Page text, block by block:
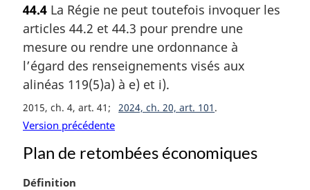
t
e
m
a
g
i
n
l
:
44.4 La Régie ne peut toutefois invoquer les
articles 44.2 et 44.3 pour prendre une
mesure ou rendre une ordonnance à
l’égard des renseignements visés aux
alinéas 119(5)a) à e) et i).
2015, ch. 4, art. 41 2024, ch. 20, art. 101
Version précédente
Plan de retombées économiques
N
Définition